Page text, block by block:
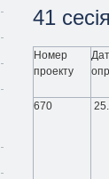
41
Номер
проекту
670